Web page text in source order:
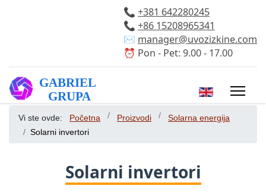
📞 +381 642280245
📞 +86 15208965341
✉️ manager@uvozizkine.com
⏰ Pon - Pet: 9.00 - 17.00
Izaberite vaš
Vi ste ovde: Početna Proizvodi
Solarna energija
Solarni invertori
Solarni invertori